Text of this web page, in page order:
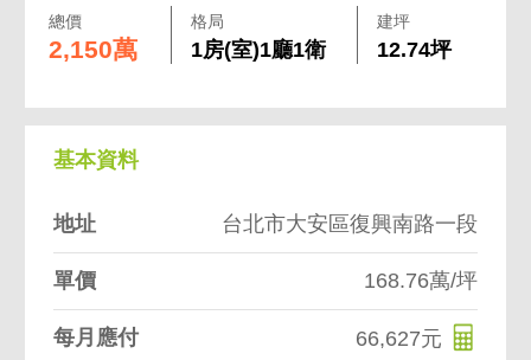
總價
2,150萬
格局
1房(室)1廳1衛
建坪
12.74坪
基本資料
地址 台北市大安區復興南路一段
單價 168.76萬/坪
每月應付 66,627元